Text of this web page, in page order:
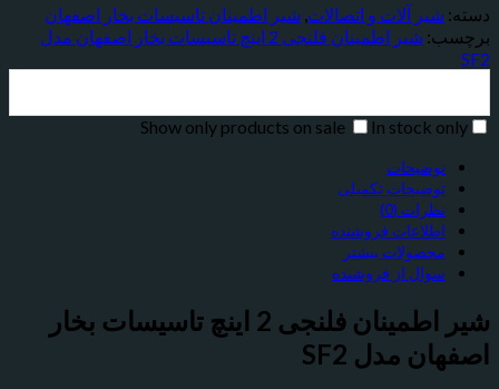
دسته: شیر آلات و اتصالات شیر اطمینان تاسیسات بخار اصفهان
برچسب:
شیر اطمینان فلنجی 2 اینچ تاسیسات بخار اصفهان مدل
SF2
Show only products on sale In stock only
توضیحات
توضیحات تکمیلی
نظرات (0)
اطلاعات فروشنده
محصولات بیشتر
سوال از فروشنده
شیر اطمینان فلنجی 2 اینچ تاسیسات بخار
اصفهان مدل SF2